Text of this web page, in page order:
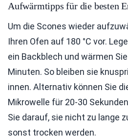
Aufwärmtipps für die besten
Um die Scones wieder
Ihren Ofen auf 180 °C vor.
ein Backblech und wärmen
Minuten. So bleiben sie
innen. Alternativ können Sie
Mikrowelle für 20-30
Sie darauf, sie nicht zu lange
sonst trocken werden.